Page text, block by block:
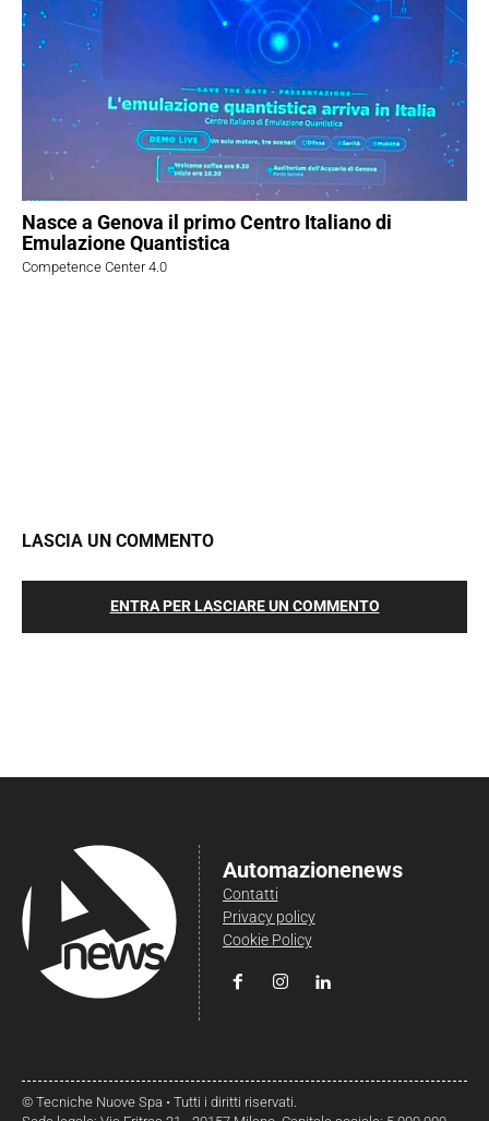
Nasce a Genova il primo Centro Italiano di
Emulazione Quantistica
Competence Center 4.0
LASCIA UN COMMENTO
ENTRA PER LASCIARE UN COMMENTO
Automazionenews
Contatti
Privacy policy
Cookie Policy
© Tecniche Nuove Spa • Tutti i diritti riservati.